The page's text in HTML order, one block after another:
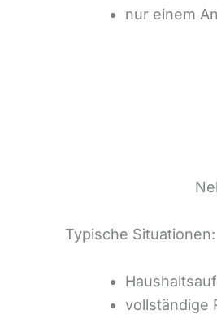
nur einem
Typische Situationen:
vollständige